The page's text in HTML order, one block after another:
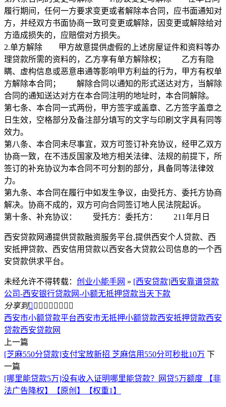
履行期间，任何一方要求变更或者解除本合同，应书面通知对
方，并经双方书面协商一致可变更或解除，因变更或解除给对
方造成损失的，应赔偿对方损失。
2.单方解除 甲方故意提供虚假的上述房屋证件和资料等办
理贷款所需的资料的，乙方享有单方解除权； 乙方有隐
瞒、虚构信息或恶意串通等影响甲方利益的行为，甲方有权单
方解除本合同； 解除合同以通知的形式送达对方，当解除
合同的通知送达对方在本合同注明的地址时，本合同解除。
第七条、本合同一式两份，甲方签字或盖章、乙方签字盖章之
日生效，空格部分及备注部分填写的文字与印刷文字具有同等
效力。
第八条、本合同未尽事宜，双方可签订补充协议，经甲乙双方
协商一致，在不违反国家及地方相关法律、法规的前提下，所
签订的补充协议为本合同不可分割的部分，具备同等法律效
力。
第九条、本合同在履行中如发生争议，由受托方、委托方协商
解决。协商不成的，双方可向合同签订地人民法院起诉。
第十条、补充协议： 受托方：委托方： 211年月日
西安贷款网通提供贷款融资服务平台,提供西安个人贷款、西
安抵押贷款、西安信用贷款以西安各大贷款公司信息的一个西
安贷款供求平台。
未经允许不得转载： 创业小能手网 » [西安贷款]西安靠谱贷款
公司-西安银行贷款网-小额无抵押贷款当天下款
分享到        
西安市小额贷款平台西安市无抵押小额贷款西安抵押贷款西安
贷款西安贷款网
上一篇
[芝麻550分贷款]支付宝放新招 芝麻信用550分可秒批10万 下
一篇
[哪里能贷款5万]没有收入证明哪里能贷款？网贷5万额度 【非
法广告降权】【原创】【权重1】